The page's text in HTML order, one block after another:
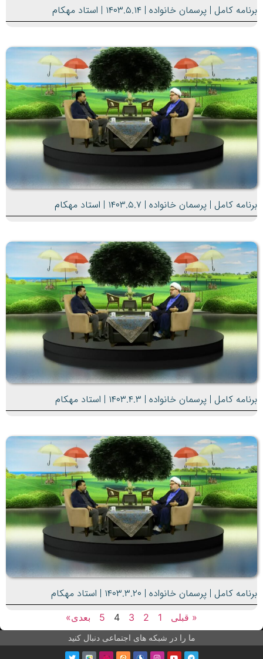
برنامه کامل | پرسمان خانواده | ۱۴۰۳.۵.۱۴ | استاد مهکام
برنامه کامل | پرسمان خانواده | ۱۴۰۳.۵.۷ | استاد مهکام
برنامه کامل | پرسمان خانواده | ۱۴۰۳.۴.۳ | استاد مهکام
برنامه کامل | پرسمان خانواده | ۱۴۰۳.۳.۲۰ | استاد مهکام
« قبلی 1
2
3
4
5 بعدی»
ما را در شبکه های اجتماعی دنبال کنید